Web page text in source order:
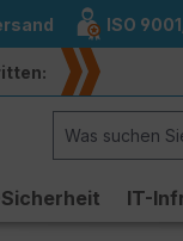
ISO
IT-